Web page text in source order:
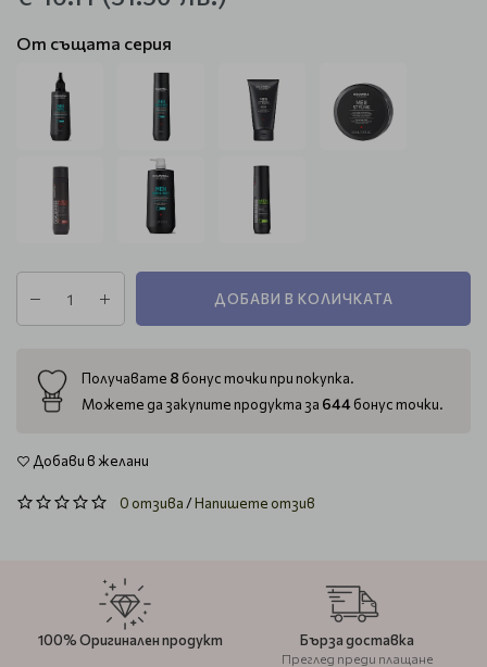
От същата серия
ДОБАВИ В КОЛИЧКАТА
Получавате 8 бонус точки при покупка.
Можете да закупите продукта за 644бонус точки.
Добави в желани
0 отзива/Напишете отзив
100% Оригинален продукт Бърза доставка
Преглед преди плащане